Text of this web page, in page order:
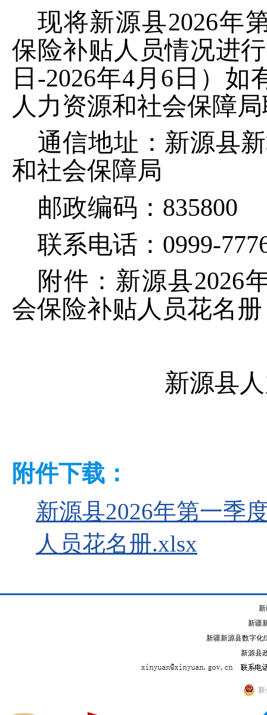
现将新源县2026年
保险补贴人员情况进
日 -2026年4月 6 日 ）如
人力资源和社会保障
通信地址：新源县
和社会保障局
邮政编码： 835800
联系电话： 0999-
附件：新源县2026
会保险补贴人员花名
新源县
附件下载：
新源县2026年第一季
人员花名册.xlsx
新疆
新疆新源县数字化
新源县
新